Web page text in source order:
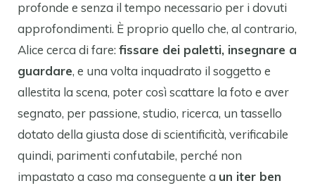
profonde e senza il tempo necessario per i dovuti
approfondimenti. È proprio quello che, al contrario,
Alice cerca di fare: fissare dei paletti, insegnare a
guardare, e una volta inquadrato il soggetto e
allestita la scena, poter così scattare la foto e aver
segnato, per passione, studio, ricerca, un tassello
dotato della giusta dose di scientificità, verificabile
quindi, parimenti confutabile, perché non
impastato a caso ma conseguente a un iter ben